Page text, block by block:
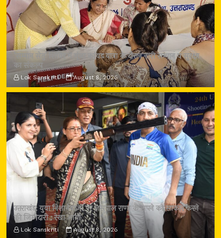
‘सम्मान सेतु’ शिविर में गूंजा कांवड़ यात्रा के दौरान नारी सम्मान व सुरक्षा
का संकल्प
Lok Sanskriti August 8, 2026
उत्तराखंड: युवा निशानेबाजों पर जसपाल राणा के सपने को साकार करने
की जिम्मेदारी : रेखा आर्या
Lok Sanskriti August 8, 2026